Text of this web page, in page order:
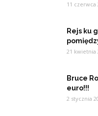
11 czerwca
Rejs ku
21 kwietnia
Bruce
euro!!!
2 stycznia